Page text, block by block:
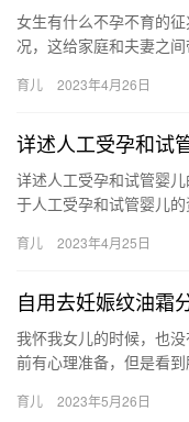
女生有什么不孕不育的
况，这给家庭和夫妻之
不孕不育…
育儿 2023年4月26日
详述人工受孕和试
详述人工受孕和试管婴
于人工受孕和试管婴儿
孕…
育儿 2023年4月25日
自用去妊娠纹油霜
我怀我女儿的时候，也
前有心理准备，但是看
到…
育儿 2023年5月26日